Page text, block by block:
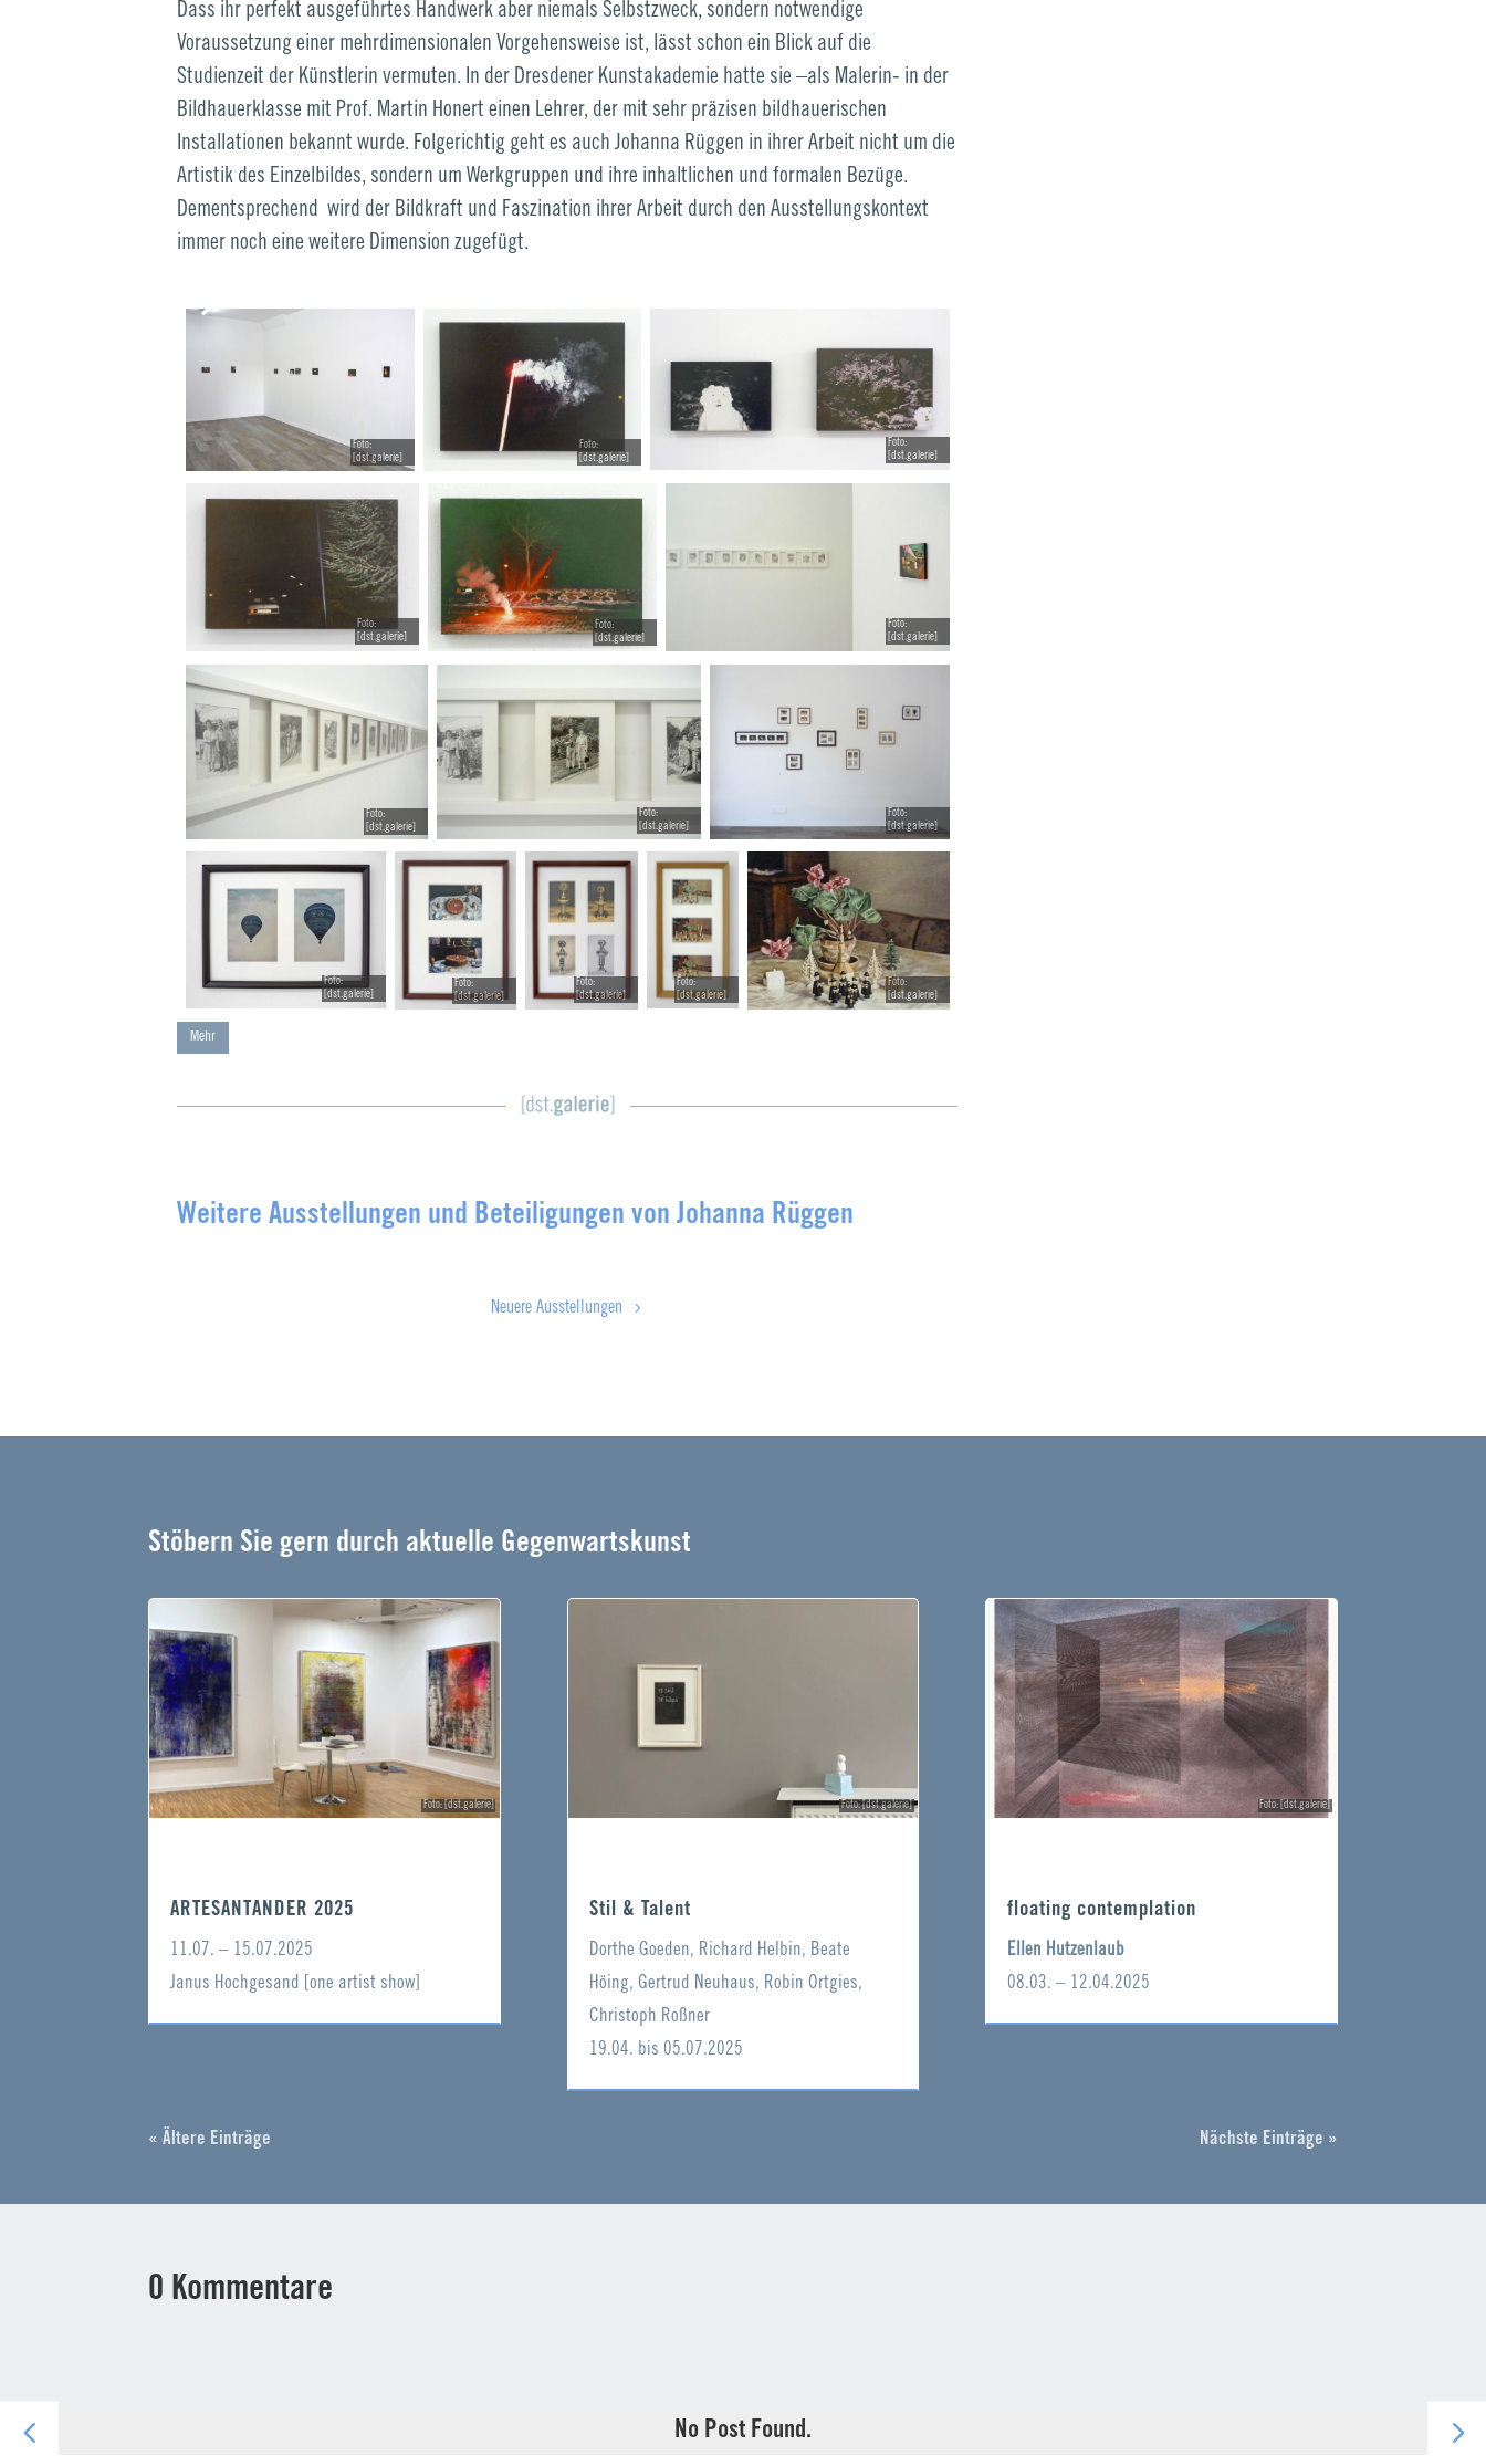
Dass ihr perfekt ausgeführtes Handwerk aber niemals Selbstzweck, sondern notwendige
Voraussetzung einer mehrdimensionalen Vorgehensweise ist, lässt schon ein Blick auf die
Studienzeit der Künstlerin vermuten. In der Dresdener Kunstakademie hatte sie –als Malerin- in der
Bildhauerklasse mit Prof. Martin Honert einen Lehrer, der mit sehr präzisen bildhauerischen
Installationen bekannt wurde. Folgerichtig geht es auch Johanna Rüggen in ihrer Arbeit nicht um die
Artistik des Einzelbildes, sondern um Werkgruppen und ihre inhaltlichen und formalen Bezüge.
Dementsprechend wird der Bildkraft und Faszination ihrer Arbeit durch den Ausstellungskontext
immer noch eine weitere Dimension zugefügt.
Foto:
[dst.galerie]
Foto:
[dst.galerie]
Foto:
[dst.galerie]
Foto:
[dst.galerie]
Foto:
[dst.galerie]
Foto:
[dst.galerie]
Foto:
[dst.galerie]
Foto:
[dst.galerie]
Foto:
[dst.galerie]
Foto:
[dst.galerie]
Foto:
[dst.galerie]
Foto:
[dst.galerie]
Foto:
[dst.galerie]
Foto:
[dst.galerie]
Mehr
Weitere Ausstellungen und Beteiligungen von Johanna Rüggen
Neuere Ausstellungen
Stöbern Sie gern durch aktuelle Gegenwartskunst
Foto: [dst.galerie]
ARTESANTANDER 2025
11.07. – 15.07.2025
Janus Hochgesand [one artist show]
Foto: [dst.galerie]
Stil & Talent
Dorthe Goeden, Richard Helbin, Beate
Höing, Gertrud Neuhaus, Robin Ortgies,
Christoph Roßner
19.04. bis 05.07.2025
Foto: [dst.galerie]
floating contemplation
Ellen Hutzenlaub
08.03. – 12.04.2025
« Ältere Einträge Nächste Einträge »
0 Kommentare
No Post Found.